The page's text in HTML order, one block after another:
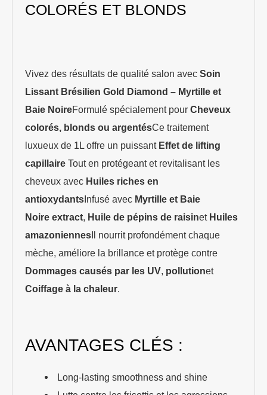
COLORÉS ET BLONDS
Vivez des résultats de qualité salon avecSoin
Lissant Brésilien Gold Diamond – Myrtille et
Baie NoireFormulé spécialement pourCheveux
colorés, blonds ou argentésCe traitement
luxueux de 1L offre un puissant Effet de lifting
capillaire Tout en protégeant et revitalisant les
cheveux avec Huiles riches en
antioxydantsInfusé avec Myrtille et Baie
Noire extract, Huile de pépins de raisinet Huiles
amazoniennesIl nourrit profondément chaque
mèche, améliore la brillance et protège contre
Dommages causés par les UV, pollutionet
Coiffage à la chaleur.
AVANTAGES CLÉS :
Long-lasting smoothness and shine